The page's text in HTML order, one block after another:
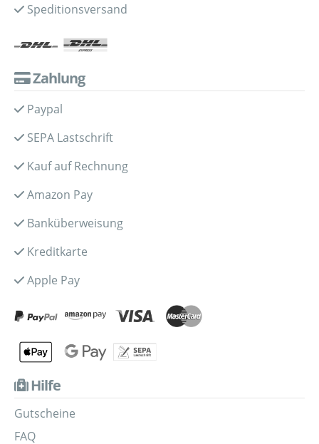
Speditionsversand
Zahlung
Paypal
SEPA Lastschrift
Kauf auf Rechnung
Amazon Pay
Banküberweisung
Kreditkarte
Apple Pay
Hilfe
Gutscheine
FAQ